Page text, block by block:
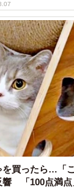
買ったら…「
響 「100点満点